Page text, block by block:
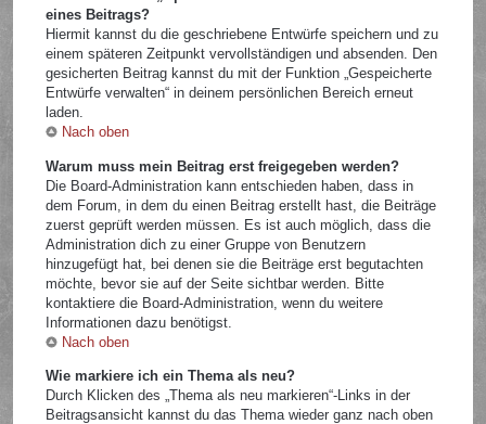
eines Beitrags?
Hiermit kannst du die geschriebene Entwürfe speichern und zu
einem späteren Zeitpunkt vervollständigen und absenden. Den
gesicherten Beitrag kannst du mit der Funktion „Gespeicherte
Entwürfe verwalten“ in deinem persönlichen Bereich erneut
laden.
Nach oben
Warum muss mein Beitrag erst freigegeben werden?
Die Board-Administration kann entschieden haben, dass in
dem Forum, in dem du einen Beitrag erstellt hast, die Beiträge
zuerst geprüft werden müssen. Es ist auch möglich, dass die
Administration dich zu einer Gruppe von Benutzern
hinzugefügt hat, bei denen sie die Beiträge erst begutachten
möchte, bevor sie auf der Seite sichtbar werden. Bitte
kontaktiere die Board-Administration, wenn du weitere
Informationen dazu benötigst.
Nach oben
Wie markiere ich ein Thema als neu?
Durch Klicken des „Thema als neu markieren“-Links in der
Beitragsansicht kannst du das Thema wieder ganz nach oben